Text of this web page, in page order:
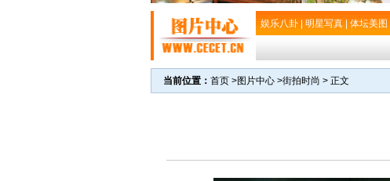
娱乐八卦 明星写真 体坛美图
当前位置： 首页 >图片中心 >街拍时尚 > 正文